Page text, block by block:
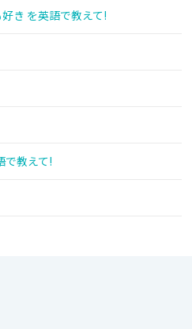
き を英語で教えて!
で教えて!